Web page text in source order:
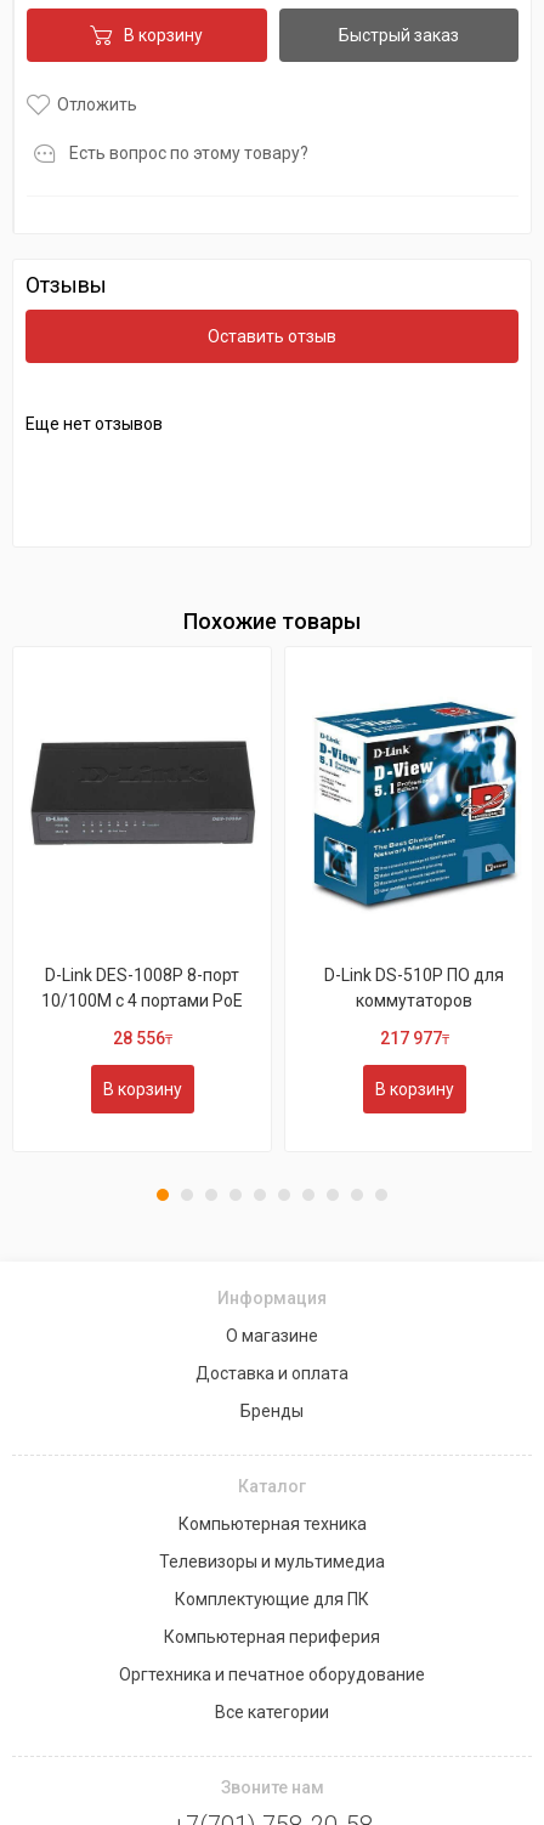
В корзину Быстрый заказ
Отложить
Есть вопрос по этому товару?
Отзывы
Оставить отзыв
Еще нет отзывов
Похожие товары
D-Link DES-1008P 8-порт
10/100M с 4 портами РоЕ
28 556₸
В корзину
D-Link DS-510P ПО для
коммутаторов
217 977₸
В корзину
Информация
О магазине
Доставка и оплата
Бренды
Каталог
Компьютерная техника
Телевизоры и мультимедиа
Комплектующие для ПК
Компьютерная периферия
Оргтехника и печатное оборудование
Все категории
Звоните нам